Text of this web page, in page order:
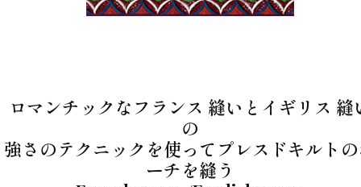
ロマンチックなフランス 縫いとイギリス 縫
の
強さのテクニックを使ってプレスドキルト
ーチを縫う